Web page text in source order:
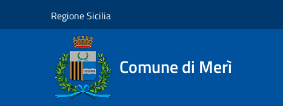
Regione Sicilia
Comune di Merì